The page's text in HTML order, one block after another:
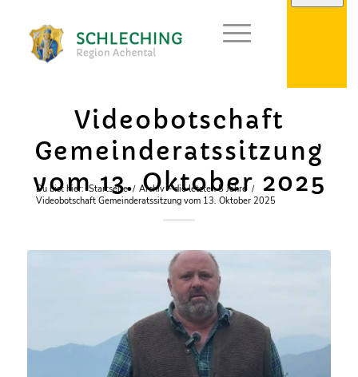
Du bist hier: Startseite / Archiv – die letzten 5 Jahre /
Videobotschaft Gemeinderatssitzung vom 13. Oktober 2025
Videobotschaft
Gemeinderatssitzung
vom 13. Oktober 2025